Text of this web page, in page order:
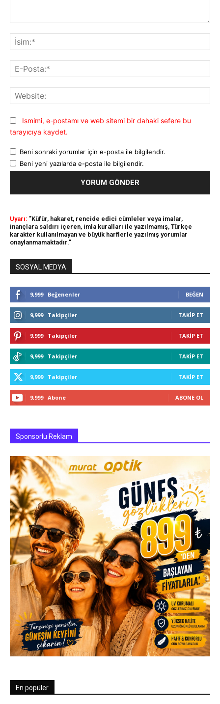
Ismimi, e-postamı ve web sitemi bir dahaki sefere bu
tarayıcıya kaydet.
Beni sonraki yorumlar için e-posta ile bilgilendir.
Beni yeni yazılarda e-posta ile bilgilendir.
Uyarı: "Küfür, hakaret, rencide edici cümleler veya imalar,
inançlara saldırı içeren, imla kuralları ile yazılmamış, Türkçe
karakter kullanılmayan ve büyük harflerle yazılmış yorumlar
onaylanmamaktadır."
SOSYAL MEDYA
9,999 Beğenenler BEĞEN
9,999 Takipçiler TAKIP ET
9,999 Takipçiler TAKIP ET
9,999 Takipçiler TAKIP ET
9,999 Takipçiler TAKIP ET
9,999 Abone ABONE OL
Sponsorlu Reklam
En popüler